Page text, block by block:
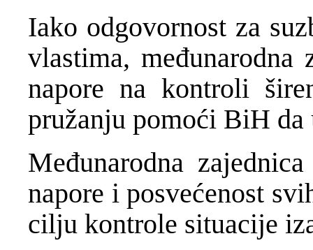
Iako odgovornost za
vlastima,
napore na kontroli
pružanju pomoći BiH
Međunarodna
napore i posvećenost
cilju kontrole situacije